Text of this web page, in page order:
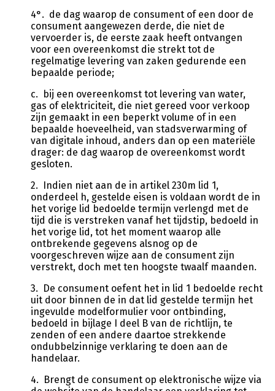
4°. de dag waarop de consument of een door de
consument aangewezen derde, die niet de
vervoerder is, de eerste zaak heeft ontvangen
voor een overeenkomst die strekt tot de
regelmatige levering van zaken gedurende een
bepaalde periode;
c. bij een overeenkomst tot levering van water,
gas of elektriciteit, die niet gereed voor verkoop
zijn gemaakt in een beperkt volume of in een
bepaalde hoeveelheid, van stadsverwarming of
van digitale inhoud, anders dan op een materiële
drager: de dag waarop de overeenkomst wordt
gesloten.
2. Indien niet aan de in artikel 230m lid 1,
onderdeel h, gestelde eisen is voldaan wordt de in
het vorige lid bedoelde termijn verlengd met de
tijd die is verstreken vanaf het tijdstip, bedoeld in
het vorige lid, tot het moment waarop alle
ontbrekende gegevens alsnog op de
voorgeschreven wijze aan de consument zijn
verstrekt, doch met ten hoogste twaalf maanden.
3. De consument oefent het in lid 1 bedoelde recht
uit door binnen de in dat lid gestelde termijn het
ingevulde modelformulier voor ontbinding,
bedoeld in bijlage I deel B van de richtlijn, te
zenden of een andere daartoe strekkende
ondubbelzinnige verklaring te doen aan de
handelaar.
4. Brengt de consument op elektronische wijze via